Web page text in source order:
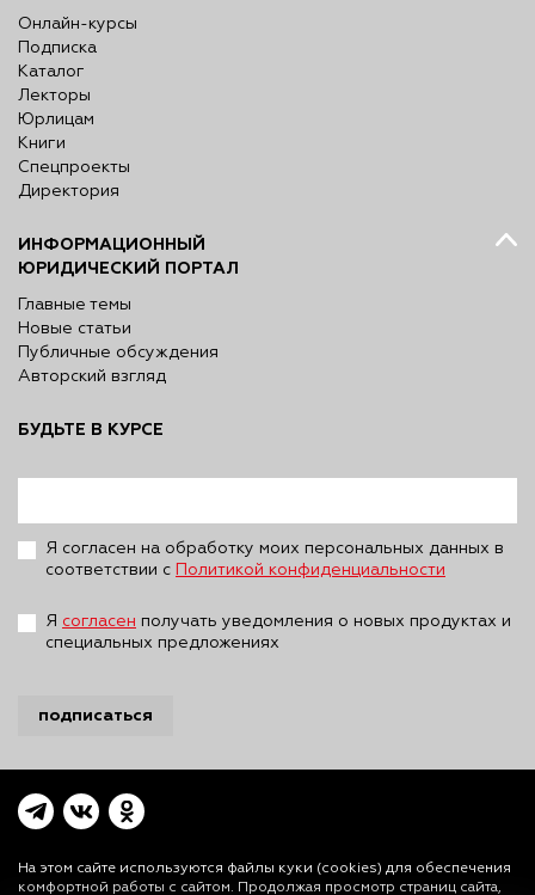
Онлайн-курсы
Подписка
Каталог
Лекторы
Юрлицам
Книги
Спецпроекты
Директория
ИНФОРМАЦИОННЫЙ
ЮРИДИЧЕСКИЙ ПОРТАЛ
Главные темы
Новые статьи
Публичные обсуждения
Авторский взгляд
БУДЬТЕ В КУРСЕ
Я согласен на обработку моих персональных данных в
соответствии с
Политикой конфиденциальности
Я согласен получать уведомления о новых продуктах и
специальных предложениях
подписаться
На этом сайте используются файлы куки (cookies) для обеспечения
комфортной работы с сайтом. Продолжая просмотр страниц сайта,